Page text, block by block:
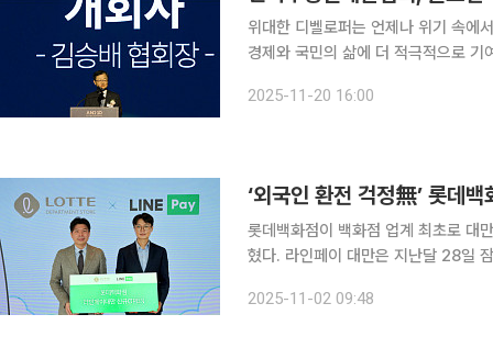
위대한 디벨로퍼는 언제나 위기 속에
경제와 국민의 삶에 더 적극적으로 기여하는 미래
울 강남구 삼성동 그랜드 인터컨티넨
2025-11-20 16:00
‘외국인 환전 걱정無’ 롯데
롯데백화점이 백화점 업계 최초로 대
혔다. 라인페이 대만은 지난달 28일 잠실점을 시작으로 순차 적용해 6일부터 전 점포에서 환전 없
높아질 전망이다. 롯데백화
2025-11-02 09:48